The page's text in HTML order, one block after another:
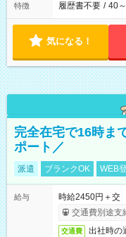
特徴 履歴書不要 / 40
気になる！
完全在宅で16時ま
ポート／
派遣 ブランクOK WEB
給与
時給2450円＋交
交通費別途支
交通費 出社時の